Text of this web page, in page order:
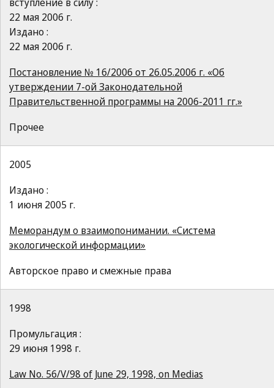
22 мая 2006 г.
Издано :
22 мая 2006 г.
Постановление № 16/2006 от 26.05.2006 г. «Об
утверждении 7-ой Законодательной
Правительственной программы на 2006-2011 гг.»
Прочее
2005
Издано :
1 июня 2005 г.
Меморандум о взаимопонимании. «Система
экологической информации»
Авторское право и смежные права
1998
Промульгация :
29 июня 1998 г.
Law No. 56/V/98 of June 29, 1998, on Medias